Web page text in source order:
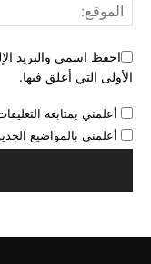
احفظ اسمي والبريد
الأولى التي أعلق فيها.
أعلمني بمتابعة
أعلمني بالمواضيع